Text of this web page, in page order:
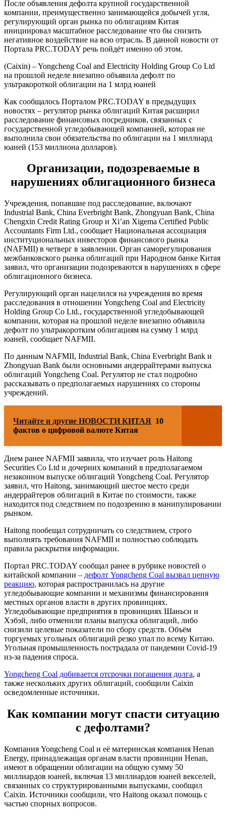
После объявления дефолта крупной государственной
компании, преимущественно занимающейся добычей угля,
регулирующий орган рынка по облигациям Китая
инициировал масштабное расследование что бы снизить
негативное воздействие на всю отрасль. В данной новости от
Портала PRC.TODAY речь пойдёт именно об этом.
(Caixin) – Yongcheng Coal and Electricity Holding Group Co Ltd
на прошлой неделе внезапно объявила дефолт по
ультракороткой облигации на 1 млрд юаней
Как сообщалось Порталом PRC.TODAY в предыдущих
новостях – регулятор рынка облигаций Китая расширил
расследование финансовых посредников, связанных с
государственной угледобывающей компанией, которая не
выполнила свои обязательства по облигации на 1 миллиард
юаней (153 миллиона долларов).
Организации, подозреваемые в
нарушениях облигационного бизнеса
Учреждения, попавшие под расследование, включают
Industrial Bank, China Everbright Bank, Zhongyuan Bank, China
Chengxin Credit Rating Group и Xi’an Xigema Certified Public
Accountants Firm Ltd., сообщает Национальная ассоциация
институциональных инвесторов финансового рынка
(NAFMII) в четверг в заявлении. Орган саморегулирования
межбанковского рынка облигаций при Народном банке Китая
заявил, что организации подозреваются в нарушениях в сфере
облигационного бизнеса.
Регулирующий орган нацелился на учреждения во время
расследования в отношении Yongcheng Coal and Electricity
Holding Group Co Ltd., государственной угледобывающей
компании, которая на прошлой неделе внезапно объявила
дефолт по ультракоротким облигациям на сумму 1 млрд
юаней, сообщает NAFMII.
По данным NAFMII, Industrial Bank, China Everbright Bank и
Zhongyuan Bank были основными андеррайтерами выпуска
облигаций Yongcheng Coal. Регулятор не стал подробно
рассказывать о предполагаемых нарушениях со стороны
учреждений.
Читайте и другие НОВОСТИ КИТАЯ 10
фактов о цифровой валюте Китая
Днем ранее NAFMII заявила, что изучает роль Haitong
Securities Co Ltd и дочерних компаний в предполагаемом
незаконном выпуске облигаций Yongcheng Coal. Регулятор
заявил, что Haitong, занимающий шестое место среди
андеррайтеров облигаций в Китае по стоимости, также
находится под следствием по подозрению в манипулировании
рынком.
Haitong пообещал сотрудничать со следствием, строго
выполнять требования NAFMII и полностью соблюдать
правила раскрытия информации.
Портал PRC.TODAY сообщал ранее в рубрике новостей о
китайской компании – дефолт Yongcheng Coal вызвал цепную
реакцию, которая распространилась на другие
угледобывающие компании и механизмы финансирования
местных органов власти в других провинциях.
Угледобывающие предприятия в провинциях Шаньси и
Хэбэй, либо отменили планы выпуска облигаций, либо
снизили целевые показатели по сбору средств. Объём
торгуемых угольных облигаций резко упал по всему Китаю.
Угольная промышленность пострадала от пандемии Covid-19
из-за падения спроса.
Yongcheng Coal добивается отсрочки погашения долга, а
также нескольких других облигаций, сообщили Caixin
осведомленные источники.
Как компании могут спасти ситуацию
с дефолтами?
Компания Yongcheng Coal и её материнская компания Henan
Energy, принадлежащая органам власти провинции Henan,
имеют в обращении облигации на общую сумму 50
миллиардов юаней, включая 13 миллиардов юаней векселей,
связанных со структурированными выпусками, сообщил
Caixin. Источники сообщили, что Haitong оказал помощь с
частью спорных вопросов.